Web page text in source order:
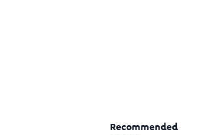
Recommended